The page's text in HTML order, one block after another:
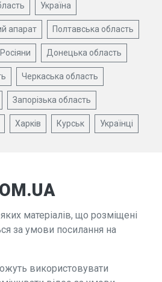
Україна
апарат Полтавська область
Росіяни Донецька область
Черкаська область
Запорізька область
Харків Курськ Українці
матеріалів, що розміщені
за умови посилання на
використовувати